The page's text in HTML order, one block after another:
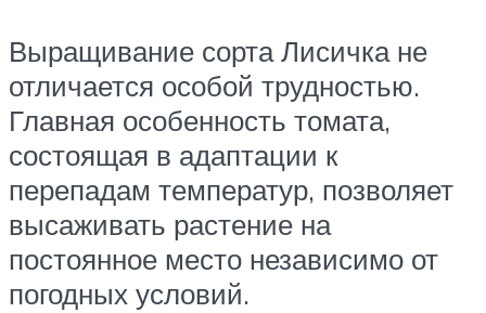
Выращивание сорта Лисичка не
отличается особой трудностью.
Главная особенность томата,
состоящая в адаптации к
перепадам температур, позволяет
высаживать растение на
постоянное место независимо от
погодных условий.